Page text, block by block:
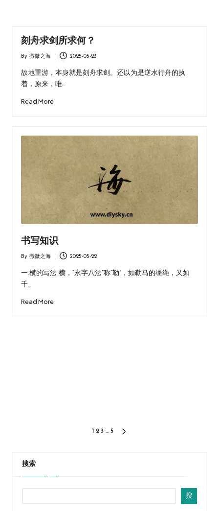
刻舟求剑所求何？
by
By 微微之海 2025-05-23
故地重游，本身就是刻舟求剑。还以为是逆水行舟的执
着，原来，唯…
Read More
书写知识
By 微微之海 2025-05-22
一.横的写法 横，“永字八法”称“勒”，如勒马的缰绳，又如
千…
Read More
分
2 3 … 5
搜索
搜